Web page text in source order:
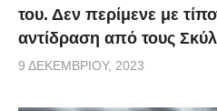
του. Δεν περίμενε με
αντίδραση από τους
9 ΔΕΚΕΜΒΡΊΟΥ, 2023